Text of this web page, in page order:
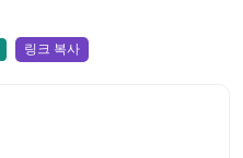
링크 복사